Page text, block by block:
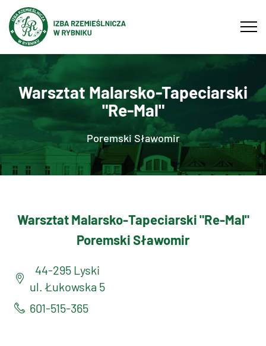
Warsztat Malarsko-Tapeciarski
"Re-Mal"
Poremski Sławomir
Warsztat Malarsko-Tapeciarski "Re-Mal"
Poremski Sławomir
44-295 Lyski
ul. Łukowska 5
601-515-365